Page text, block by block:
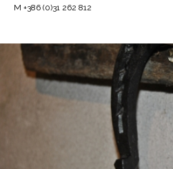
M +386 (0)31 262 812